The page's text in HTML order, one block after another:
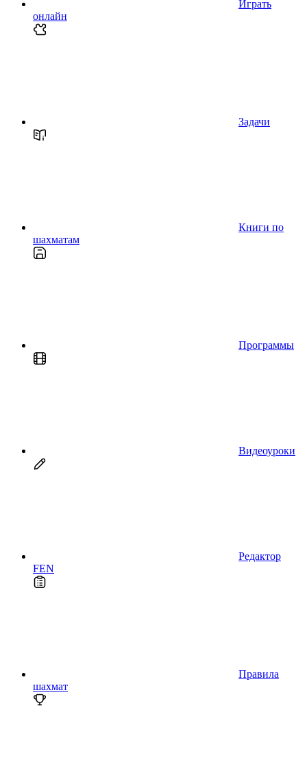
Играть
онлайн
Задачи
Книги по
шахматам
Программы
Видеоуроки
Редактор
FEN
Правила
шахмат